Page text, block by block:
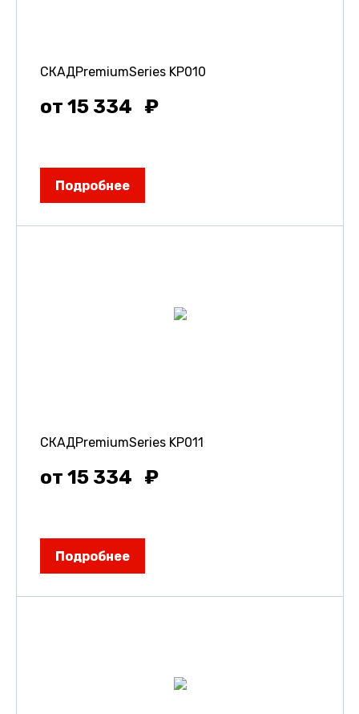
СКАДPremiumSeries KP010
от 15 334
Подробнее
СКАДPremiumSeries KP011
от 15 334
Подробнее